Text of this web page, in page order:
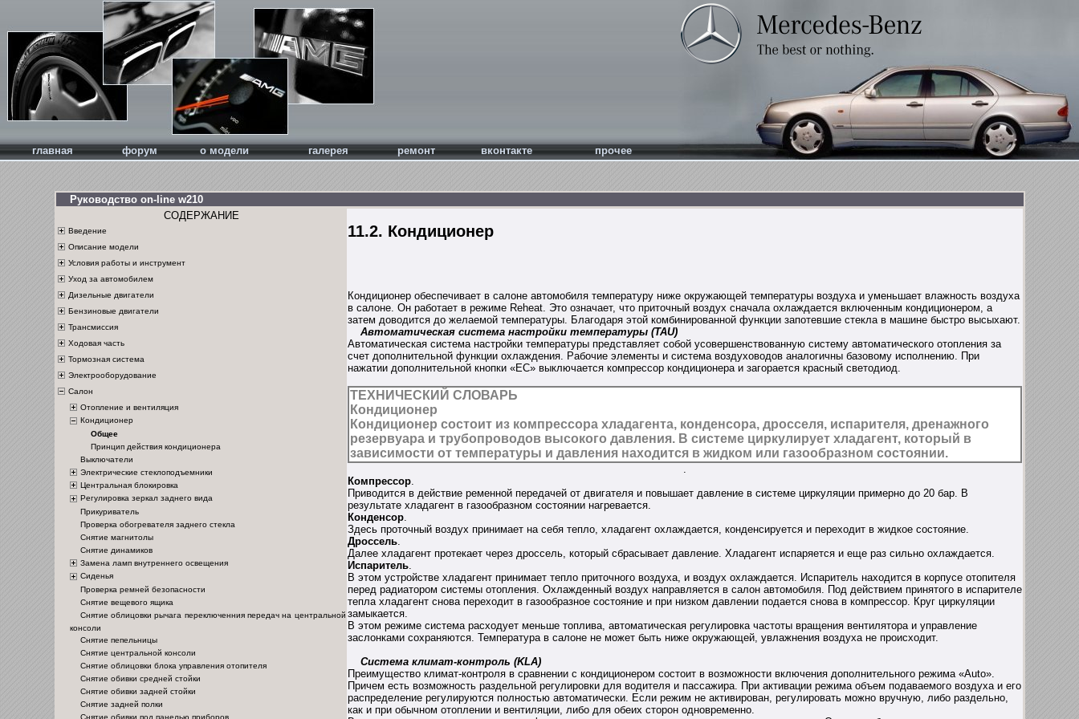
главная форум о модели галерея ремонт вконтакте прочее
Руководство on-line w210
СОДЕРЖАНИЕ
Введение
Описание модели
Условия работы и инструмент
Уход за автомобилем
Дизельные двигатели
Бензиновые двигатели
Трансмиссия
Ходовая часть
Тормозная система
Электрооборудование
Салон
Отопление и вентиляция
Кондиционер
Общее
Принцип действия кондиционера
Выключатели
Электрические стеклоподъемники
Центральная блокировка
Регулировка зеркал заднего вида
Прикуриватель
Проверка обогревателя заднего стекла
Снятие магнитолы
Снятие динамиков
Замена ламп внутреннего освещения
Сиденья
Проверка ремней безопасности
Снятие вещевого ящика
Снятие облицовки рычага переключенния передач на центральной
консоли
Снятие пепельницы
Снятие центральной консоли
Снятие облицовки блока управления отопителя
Снятие обивки средней стойки
Снятие обивки задней стойки
Снятие задней полки
Снятие обивки под панелью приборов
11.2. Кондиционер
Кондиционер обеспечивает в салоне автомобиля температуру ниже окружающей температуры воздуха и уменьшает влажность воздуха
в салоне. Он работает в режиме Reheat. Это означает, что приточный воздух сначала охлаждается включенным кондиционером, а
затем доводится до желаемой температуры. Благодаря этой комбинированной функции запотевшие стекла в машине быстро высыхают.
Автоматическая система настройки температуры (TAU)
Автоматическая система настройки температуры представляет собой усовершенствованную систему автоматического отопления за
счет дополнительной функции охлаждения. Рабочие элементы и система воздуховодов аналогичны базовому исполнению. При
нажатии дополнительной кнопки «EC» выключается компрессор кондиционера и загорается красный светодиод.
ТЕХНИЧЕСКИЙ СЛОВАРЬ
Кондиционер
Кондиционер состоит из компрессора хладагента, конденсора, дросселя, испарителя, дренажного
резервуара и трубопроводов высокого давления. В системе циркулирует хладагент, который в
зависимости от температуры и давления находится в жидком или газообразном состоянии.
.
Компрессор.
Приводится в действие ременной передачей от двигателя и повышает давление в системе циркуляции примерно до 20 бар. В
результате хладагент в газообразном состоянии нагревается.
Конденсор.
Здесь проточный воздух принимает на себя тепло, хладагент охлаждается, конденсируется и переходит в жидкое состояние.
Дроссель.
Далее хладагент протекает через дроссель, который сбрасывает давление. Хладагент испаряется и еще раз сильно охлаждается.
Испаритель.
В этом устройстве хладагент принимает тепло приточного воздуха, и воздух охлаждается. Испаритель находится в корпусе отопителя
перед радиатором системы отопления. Охлажденный воздух направляется в салон автомобиля. Под действием принятого в испарителе
тепла хладагент снова переходит в газообразное состояние и при низком давлении подается снова в компрессор. Круг циркуляции
замыкается.
В этом режиме система расходует меньше топлива, автоматическая регулировка частоты вращения вентилятора и управление
заслонками сохраняются. Температура в салоне не может быть ниже окружающей, увлажнения воздуха не происходит.
Система климат-контроль (KLA)
Преимущество климат-контроля в сравнении с кондиционером состоит в возможности включения дополнительного режима «Auto».
Причем есть возможность раздельной регулировки для водителя и пассажира. При активации режима объем подаваемого воздуха и его
распределение регулируются полностью автоматически. Если режим не активирован, регулировать можно вручную, либо раздельно,
как и при обычном отоплении и вентиляции, либо для обеих сторон одновременно.